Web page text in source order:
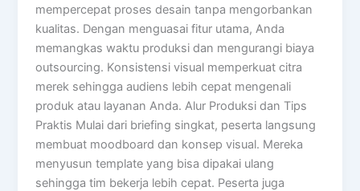
mempercepat proses desain tanpa mengorbankan
kualitas. Dengan menguasai fitur utama, Anda
memangkas waktu produksi dan mengurangi biaya
outsourcing. Konsistensi visual memperkuat citra
merek sehingga audiens lebih cepat mengenali
produk atau layanan Anda. Alur Produksi dan Tips
Praktis Mulai dari briefing singkat, peserta langsung
membuat moodboard dan konsep visual. Mereka
menyusun template yang bisa dipakai ulang
sehingga tim bekerja lebih cepat. Peserta juga